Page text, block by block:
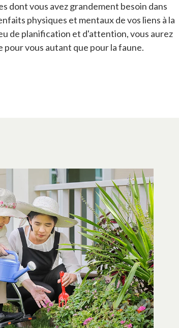
dont vous avez grandement besoin dans
physiques et mentaux de vos liens à la
de planification et d'attention, vous aurez
vous autant que pour la faune.